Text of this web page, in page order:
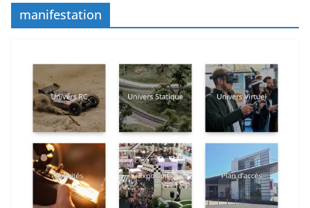
manifestation